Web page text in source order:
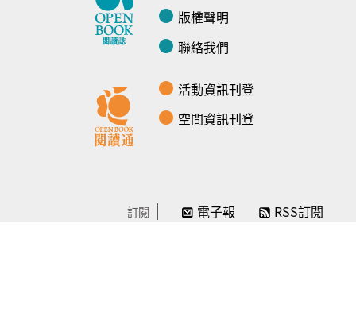
版權聲明
聯絡我們
活動資訊刊登
空間資訊刊登
訂閱 電子報 RSS訂閱